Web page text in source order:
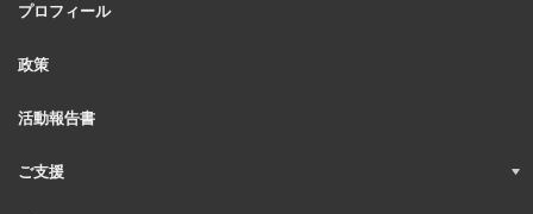
プロフィール
政策
活動報告書
ご支援